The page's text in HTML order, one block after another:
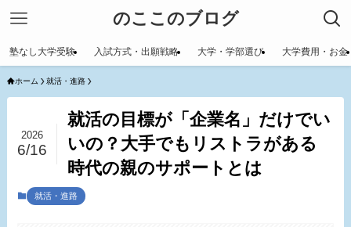
のここのブログ
塾なし大学受験 入試方式・出願戦略 大学・学部選び 大学費用・お金
ホーム 就活・進路
就活の目標が「企業名」だけでい
いの？大手でもリストラがある
時代の親のサポートとは
2026
6/16
就活・進路